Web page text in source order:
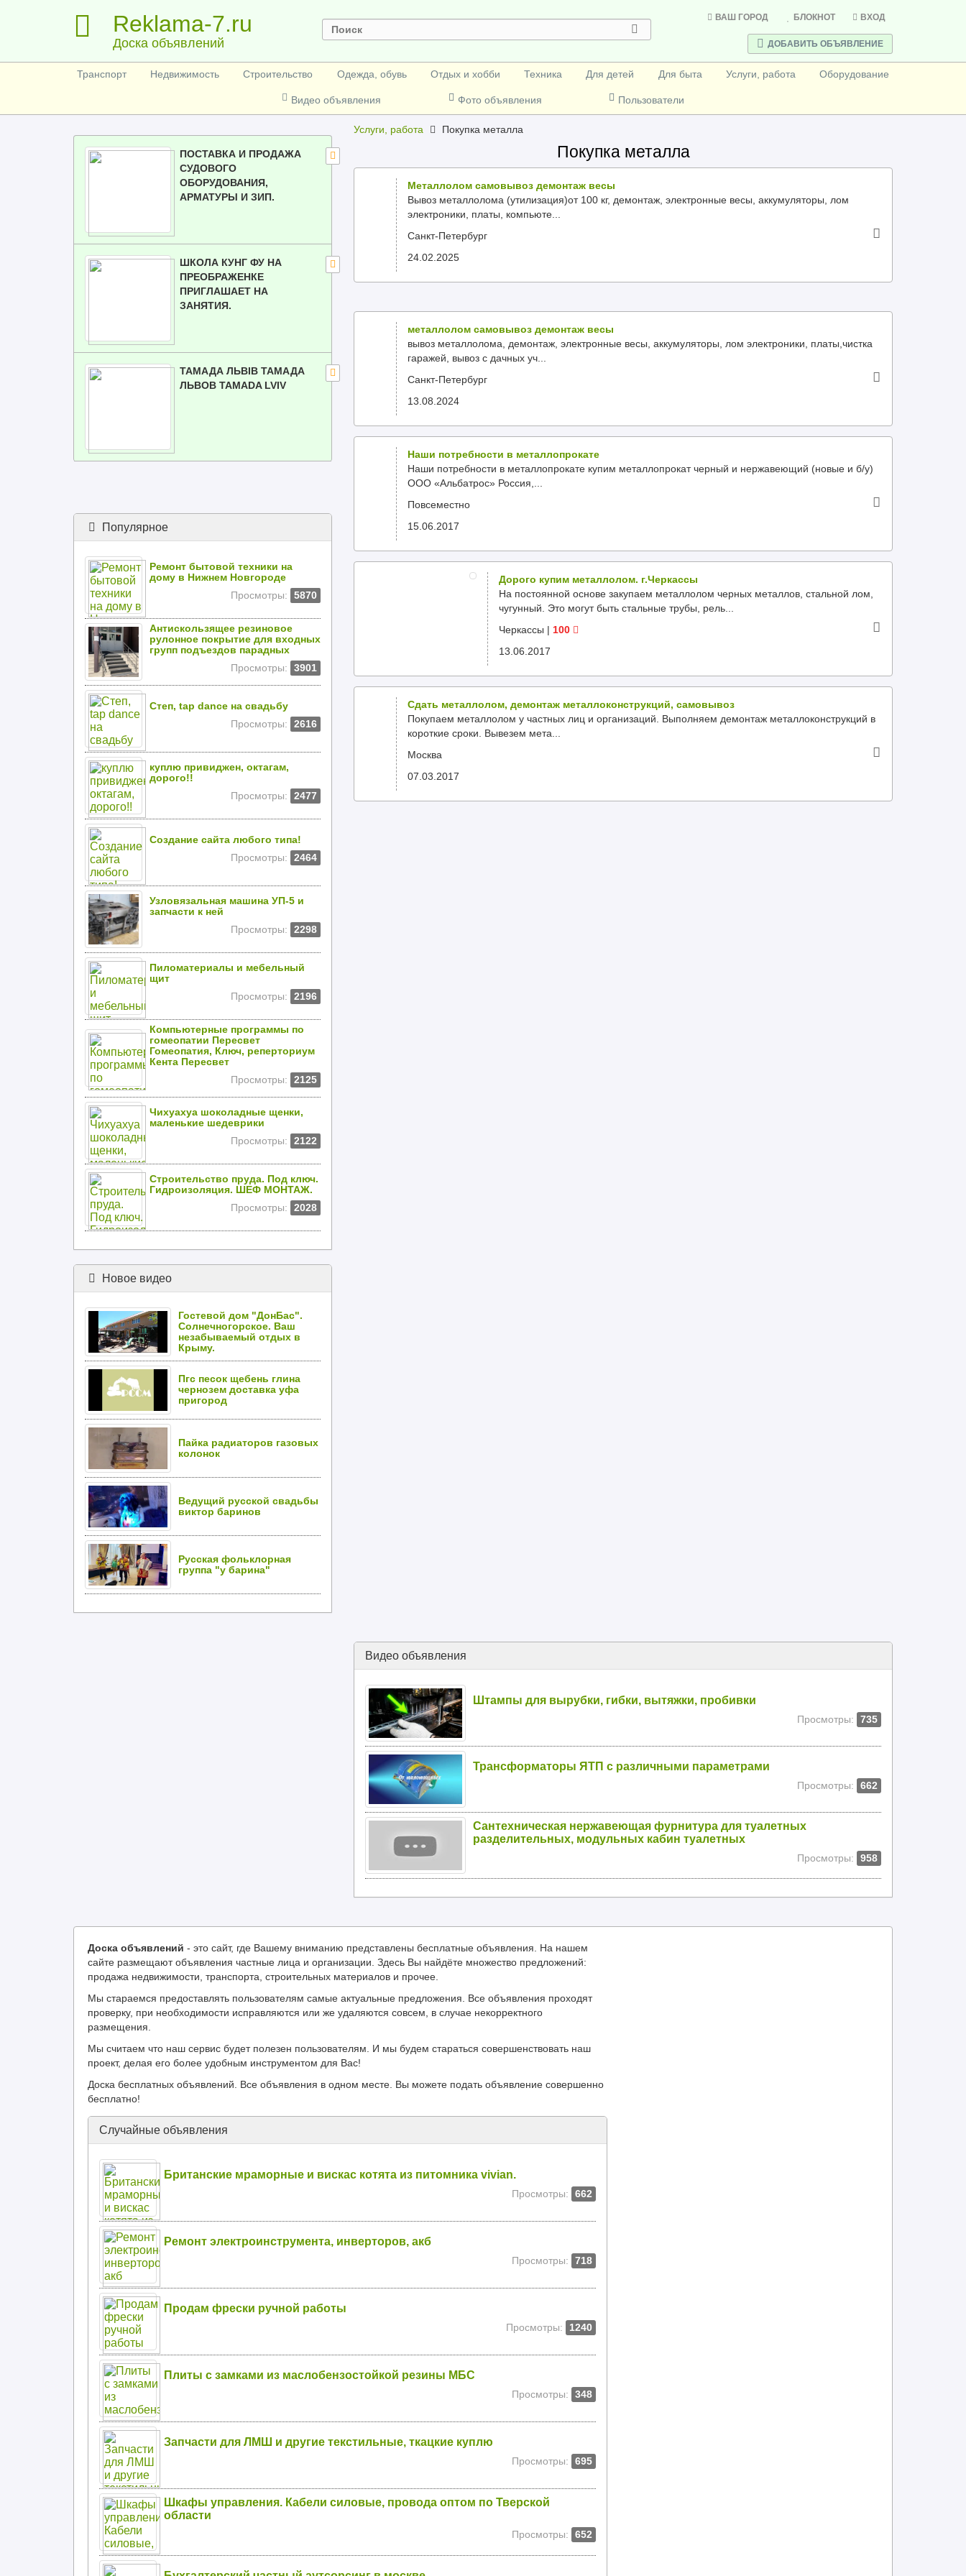
Reklama-7.ru
Доска объявлений
ВАШ ГОРОД БЛОКНОТ ВХОД
ДОБАВИТЬ ОБЪЯВЛЕНИЕ
Транспорт Недвижимость Строительство Одежда, обувь Отдых и хобби Техника Для детей Для быта Услуги, работа Оборудование
Видео объявления Фото объявления Пользователи
Услуги, работа Покупка металла
Покупка металла
Металлолом самовывоз демонтаж весы
Вывоз металлолома (утилизация)от 100 кг, демонтаж, электронные весы, аккумуляторы, лом
электроники, платы, компьюте...
Санкт-Петербург
24.02.2025
металлолом самовывоз демонтаж весы
вывоз металлолома, демонтаж, электронные весы, аккумуляторы, лом электроники, платы,чистка
гаражей, вывоз с дачных уч...
Санкт-Петербург
13.08.2024
Наши потребности в металлопрокате
Наши потребности в металлопрокате купим металлопрокат черный и нержавеющий (новые и б/у)
ООО «Альбатрос» Россия,...
Повсеместно
15.06.2017
Дорого купим металлолом. г.Черкассы
На постоянной основе закупаем металлолом черных металлов, стальной лом,
чугунный. Это могут быть стальные трубы, рель...
Черкассы | 100
13.06.2017
Сдать металлолом, демонтаж металлоконструкций, самовывоз
Покупаем металлолом у частных лиц и организаций. Выполняем демонтаж металлоконструкций в
короткие сроки. Вывезем мета...
Москва
07.03.2017
ПОСТАВКА И ПРОДАЖА
СУДОВОГО
ОБОРУДОВАНИЯ,
АРМАТУРЫ И ЗИП.
ШКОЛА КУНГ ФУ НА
ПРЕОБРАЖЕНКЕ
ПРИГЛАШАЕТ НА
ЗАНЯТИЯ.
ТАМАДА ЛЬВІВ ТАМАДА
ЛЬВOВ TAMADA LVIV
Популярное
Ремонт бытовой техники на
дому в Нижнем Новгороде
Просмотры:
5870
Антискользящее резиновое
рулонное покрытие для входных
групп подъездов парадных
Просмотры:
3901
Степ, tap dance на свадьбу
Просмотры:
2616
куплю привиджен, октагам,
дорого!!
Просмотры:
2477
Создание сайта любого типа!
Просмотры:
2464
Узловязальная машина УП-5 и
запчасти к ней
Просмотры:
2298
Пиломатериалы и мебельный
щит
Просмотры:
2196
Компьютерные программы по
гомеопатии Пересвет
Гомеопатия, Ключ, реперториум
Кента Пересвет
Просмотры:
2125
Чихуахуа шоколадные щенки,
маленькие шедеврики
Просмотры:
2122
Строительство пруда. Под ключ.
Гидроизоляция. ШЕФ МОНТАЖ.
Просмотры:
2028
Новое видео
Гостевой дом "ДонБас".
Солнечногорское. Ваш
незабываемый отдых в
Крыму.
Пгс песок щебень глина
чернозем доставка уфа
пригород
Пайка радиаторов газовых
колонок
Ведущий русской свадьбы
виктор баринов
Русская фольклорная
группа "у барина"
Видео объявления
Штампы для вырубки, гибки, вытяжки, пробивки
Просмотры: 735
Трансформаторы ЯТП с различными параметрами
Просмотры: 662
Сантехническая нержавеющая фурнитура для туалетных
разделительных, модульных кабин туалетных
Просмотры: 958
Доска объявлений - это сайт, где Вашему вниманию представлены бесплатные объявления. На нашем
сайте размещают объявления частные лица и организации. Здесь Вы найдёте множество предложений:
продажа недвижимости, транспорта, строительных материалов и прочее.
Мы стараемся предоставлять пользователям самые актуальные предложения. Все объявления проходят
проверку, при необходимости исправляются или же удаляются совсем, в случае некорректного
размещения.
Мы считаем что наш сервис будет полезен пользователям. И мы будем стараться совершенствовать наш
проект, делая его более удобным инструментом для Вас!
Доска бесплатных объявлений. Все объявления в одном месте. Вы можете подать объявление совершенно
бесплатно!
Случайные объявления
Британские мраморные и вискас котята из питомника vivian.
Просмотры: 662
Ремонт электроинструмента, инверторов, акб
Просмотры: 718
Продам фрески ручной работы
Просмотры: 1240
Плиты с замками из маслобензостойкой резины МБС
Просмотры: 348
Запчасти для ЛМШ и другие текстильные, ткацкие куплю
Просмотры: 695
Шкафы управления. Кабели силовые, провода оптом по Тверской
области
Просмотры: 652